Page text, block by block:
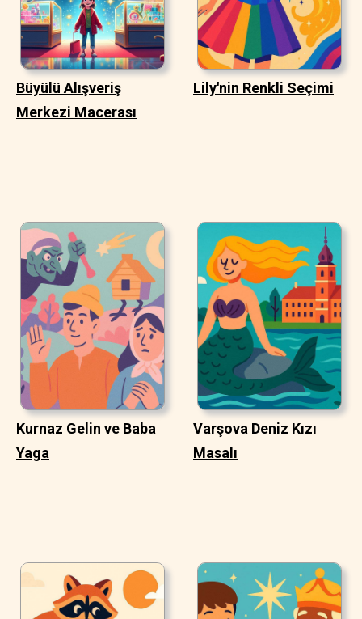
Büyülü Alışveriş
Merkezi Macerası
Lily'nin Renkli Seçimi
Kurnaz Gelin ve Baba
Yaga
Varşova Deniz Kızı
Masalı